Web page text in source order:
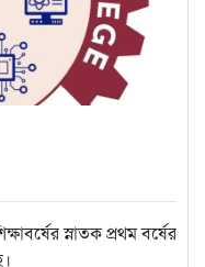
স্নাতক প্রথম বর্ষের